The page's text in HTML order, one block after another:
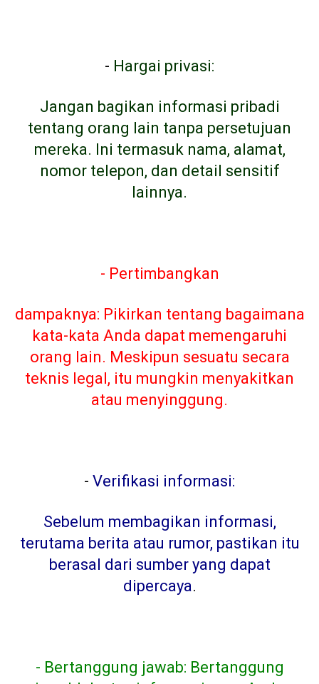
- Hargai privasi:
Jangan bagikan informasi pribadi
tentang orang lain tanpa persetujuan
mereka. Ini termasuk nama, alamat,
nomor telepon, dan detail sensitif
lainnya.
- Pertimbangkan
dampaknya: Pikirkan tentang bagaimana
kata-kata Anda dapat memengaruhi
orang lain. Meskipun sesuatu secara
teknis legal, itu mungkin menyakitkan
atau menyinggung.
- Verifikasi informasi:
Sebelum membagikan informasi,
terutama berita atau rumor, pastikan itu
berasal dari sumber yang dapat
dipercaya.
- Bertanggung jawab: Bertanggung